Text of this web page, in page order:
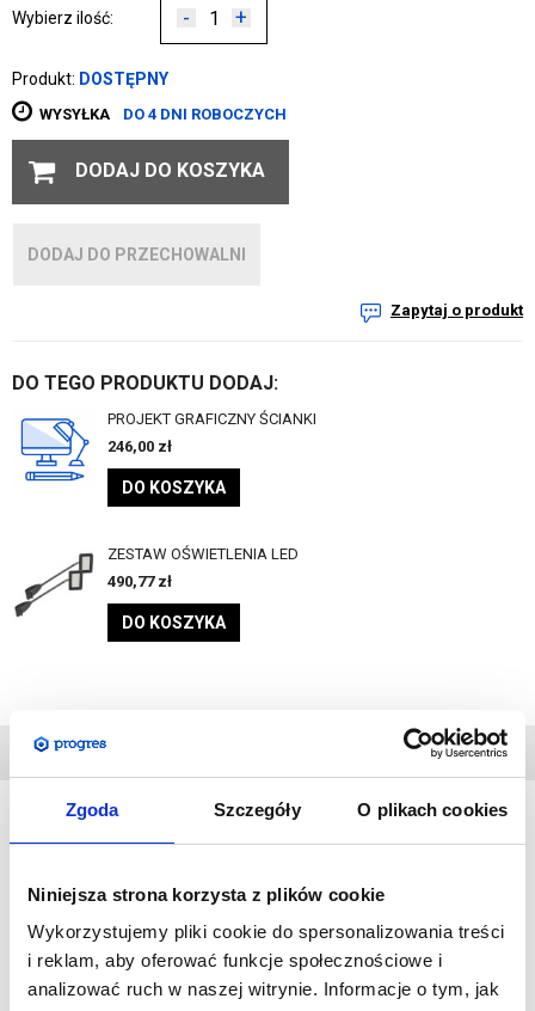
Zgoda Szczegóły O plikach cookies
Niniejsza strona korzysta z plików cookie
Wykorzystujemy pliki cookie do spersonalizowania treści
i reklam, aby oferować funkcje społecznościowe i
analizować ruch w naszej witrynie. Informacje o tym, jak
Wybierz ilość: - +
Produkt: DOSTĘPNY
WYSYŁKA DO 4 DNI ROBOCZYCH
DODAJ DO KOSZYKA
DODAJ DO PRZECHOWALNI
Zapytaj o produkt
DO TEGO PRODUKTU DODAJ:
PROJEKT GRAFICZNY ŚCIANKI
246,00 zł
DO KOSZYKA
ZESTAW OŚWIETLENIA LED
490,77 zł
DO KOSZYKA
DANE
spektakularnej, rozległej ekspozycji graficznej. Elementy
wykonane są z aluminium, a ich montaż jest niezwykle prosty.
System pozwala na przedstawienie grafiki z tkaniny, którą
naciąga się na ramę.